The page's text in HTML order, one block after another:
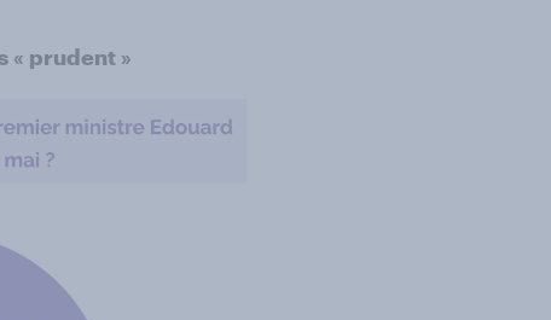
« prudent »